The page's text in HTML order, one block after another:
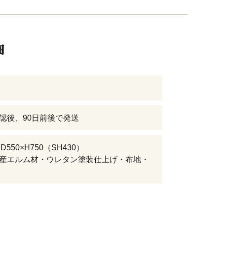
後、90日前後で発送
（SH430）
エルム材・ウレタン塗装仕上げ・布地・